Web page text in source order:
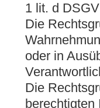
1 lit. d
Die
oder in
Die
berechtigten